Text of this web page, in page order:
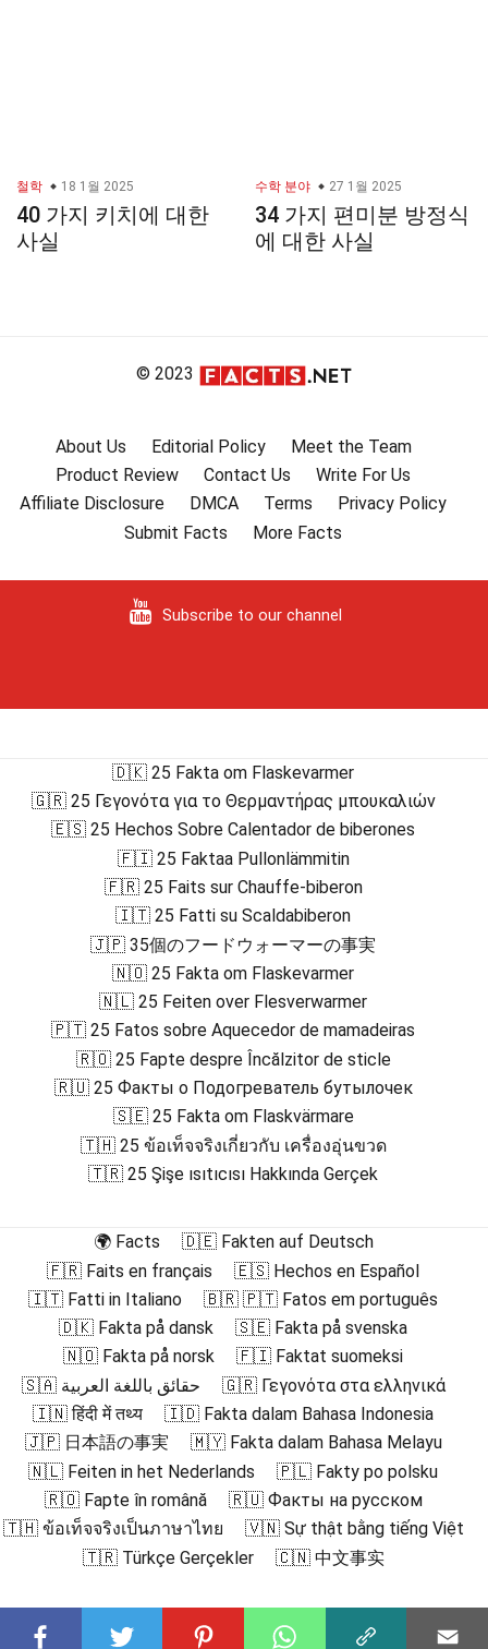
철학 18 1월 2025
40 가지 키치에 대한
사실
수학 분야 27 1월 2025
34 가지 편미분 방정식
에 대한 사실
© 2023
About Us Editorial Policy
Meet the Team
Product Review
Contact Us
Write For Us
Affiliate Disclosure
DMCA Terms
Privacy Policy
Submit Facts
More Facts
Subscribe to our channel
🇩🇰 25 Fakta om Flaskevarmer
🇬🇷 25 Γεγονότα για το Θερμαντήρας μπουκαλιών
🇪🇸 25 Hechos Sobre Calentador de biberones
🇫🇮 25 Faktaa Pullonlämmitin
🇫🇷 25 Faits sur Chauffe-biberon
🇮🇹 25 Fatti su Scaldabiberon
🇯🇵 35個のフードウォーマーの事実
🇳🇴 25 Fakta om Flaskevarmer
🇳🇱 25 Feiten over Flesverwarmer
🇵🇹 25 Fatos sobre Aquecedor de mamadeiras
🇷🇴 25 Fapte despre Încălzitor de sticle
🇷🇺 25 Факты о Подогреватель бутылочек
🇸🇪 25 Fakta om Flaskvärmare
🇹🇭 25 ข้อเท็จจริงเกี่ยวกับ เครื่องอุ่นขวด
🇹🇷 25 Şişe ısıtıcısı Hakkında Gerçek
🌍 Facts
🇩🇪 Fakten auf Deutsch
🇫🇷 Faits en français
🇪🇸 Hechos en Español
🇮🇹 Fatti in Italiano
🇧🇷 🇵🇹 Fatos em português
🇩🇰 Fakta på dansk
🇸🇪 Fakta på svenska
🇳🇴 Fakta på norsk
🇫🇮 Faktat suomeksi
🇸🇦 حقائق باللغة العربية
🇬🇷 Γεγονότα στα ελληνικά
🇮🇳 हिंदी में तथ्य
🇮🇩 Fakta dalam Bahasa Indonesia
🇯🇵 日本語の事実
🇲🇾 Fakta dalam Bahasa Melayu
🇳🇱 Feiten in het Nederlands
🇵🇱 Fakty po polsku
🇷🇴 Fapte în română
🇷🇺 Факты на русском
🇹🇭 ข้อเท็จจริงเป็นภาษาไทย
🇻🇳 Sự thật bằng tiếng Việt
🇹🇷 Türkçe Gerçekler
🇨🇳 中文事实